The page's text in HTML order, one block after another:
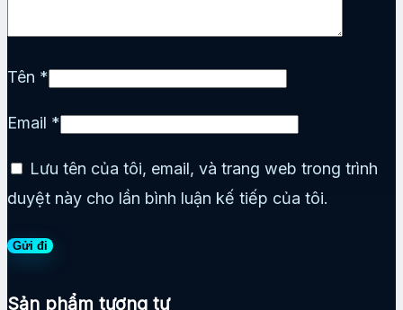
Tên *
Email *
Lưu tên của tôi, email, và trang web trong trình
duyệt này cho lần bình luận kế tiếp của tôi.
Sản phẩm tương tự